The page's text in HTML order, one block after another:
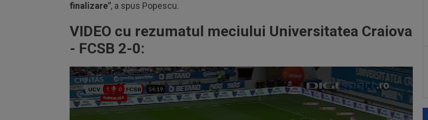
finalizare", a spus Popescu.
VIDEO cu rezumatul meciului Universitatea Craiova
- FCSB 2-0: